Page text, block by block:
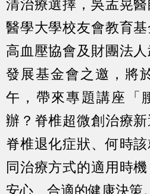
清治療選擇，吳孟晃
醫學大學校友會教育
高血壓協會及財團法
發展基金會之邀，將
午，帶來專題講座「
辦？脊椎超微創治療
脊椎退化症狀、何時
同治療方式的適用時
安心、合適的健康決策。